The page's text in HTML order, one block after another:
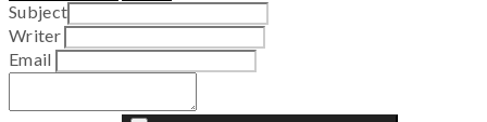
Subject
Writer
Email